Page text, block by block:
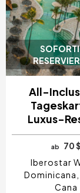
All-
Luxus-
ab
70 $
Iberostar
Dominicana
Cana